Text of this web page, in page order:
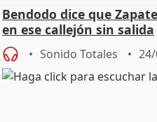
Bendodo dice que
en ese callejón sin salida
Sonido Totales